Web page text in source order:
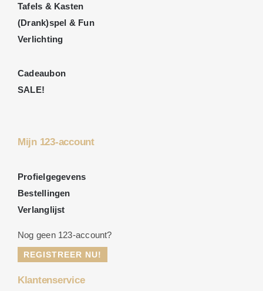
Tafels & Kasten
(Drank)spel & Fun
Verlichting
Cadeaubon
SALE!
Mijn 123-account
Profielgegevens
Bestellingen
Verlanglijst
Nog geen 123-account?
REGISTREER NU!
Klantenservice